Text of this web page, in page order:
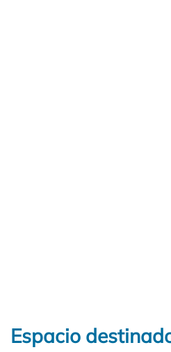
Espacio